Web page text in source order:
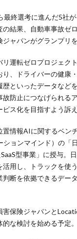
最終選考に進んだ5社
の結果、自動車事故ゼ
ャパンがグランプリを
リ運転ゼロプロジェク
り、ドライバーの健康
歴といったデータなど
故防止につなげられる
ス化を目指すよう訴え
置情報AIに関するベン
ョンマインド）の「
型事業」に授与。
用し、トラックを使
判断を依拠できるデー
害保険ジャパンと
な検討を始める予定。